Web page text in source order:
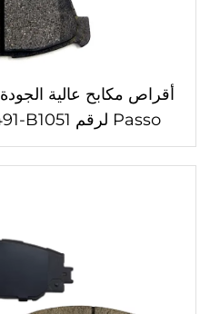
أقراص مكابح عالية
أقراص مكابح